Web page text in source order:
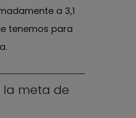
a 3,1
tenemos para
meta de